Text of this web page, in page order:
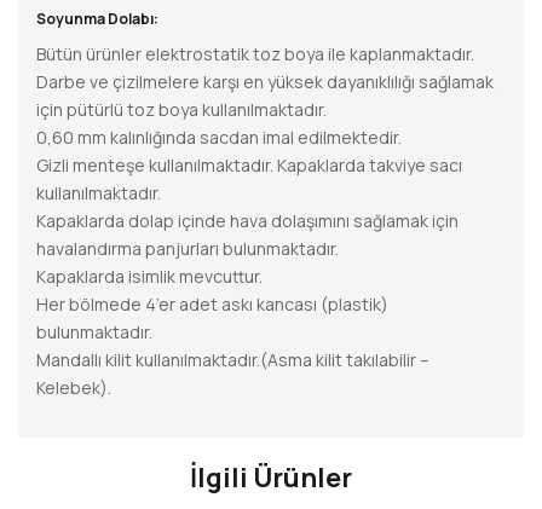
Soyunma Dolabı:
Bütün ürünler elektrostatik toz boya ile kaplanmaktadır.
Darbe ve çizilmelere karşı en yüksek dayanıklılığı sağlamak
için pütürlü toz boya kullanılmaktadır.
0,60 mm kalınlığında sacdan imal edilmektedir.
Gizli menteşe kullanılmaktadır. Kapaklarda takviye sacı
kullanılmaktadır.
Kapaklarda dolap içinde hava dolaşımını sağlamak için
havalandırma panjurları bulunmaktadır.
Kapaklarda isimlik mevcuttur.
Her bölmede 4’er adet askı kancası (plastik)
bulunmaktadır.
Mandallı kilit kullanılmaktadır.(Asma kilit takılabilir –
Kelebek).
İlgili Ürünler